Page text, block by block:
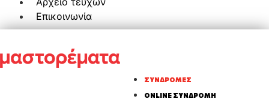
Επικοινωνία
ΣΥΝΔΡΟΜΈΣ
ONLINE ΣΥΝΔΡΟΜΉ